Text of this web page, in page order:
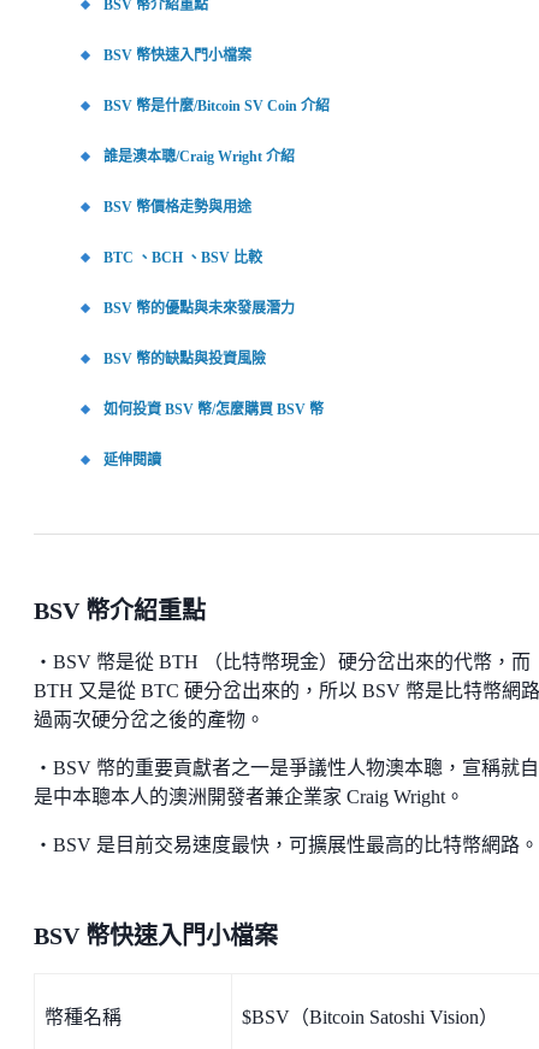
BSV 幣介紹重點
BSV 幣快速入門小檔案
BSV 幣是什麼/Bitcoin SV Coin 介紹
誰是澳本聰/Craig Wright 介紹
BSV 幣價格走勢與用途
BTC 、BCH 、BSV 比較
BSV 幣的優點與未來發展潛力
BSV 幣的缺點與投資風險
如何投資 BSV 幣/怎麼購買 BSV 幣
延伸閱讀
BSV 幣介紹重點
・BSV 幣是從 BTH （比特幣現金）硬分岔出來的代幣，而
BTH 又是從 BTC 硬分岔出來的，所以 BSV 幣是比特幣網
過兩次硬分岔之後的產物。
・BSV 幣的重要貢獻者之一是爭議性人物澳本聰，宣稱就
是中本聰本人的澳洲開發者兼企業家 Craig Wright。
・BSV 是目前交易速度最快，可擴展性最高的比特幣網路。
BSV 幣快速入門小檔案
幣種名稱 $BSV（Bitcoin Satoshi Vision）